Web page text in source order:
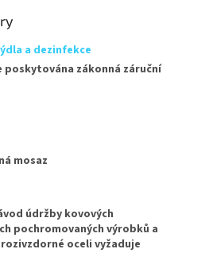
a dezinfekce
poskytována zákonná záruční
mosaz
údržby kovových
pochromovaných výrobků a
oceli vyžaduje